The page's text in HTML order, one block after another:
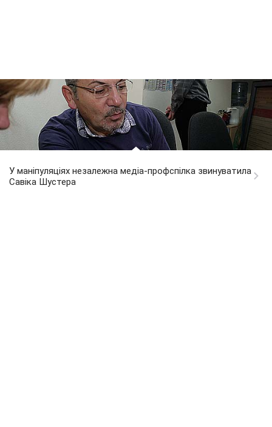
У маніпуляціях незалежна медіа-профспілка звинуватила
Савіка Шустера